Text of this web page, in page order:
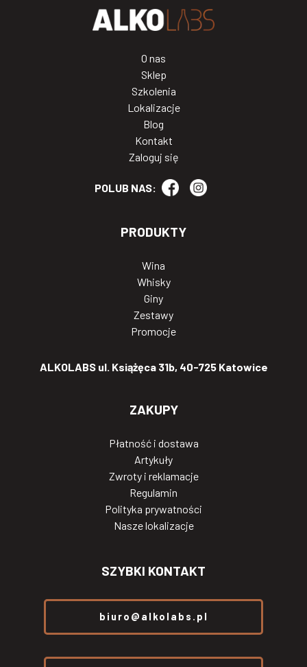
O nas
Sklep
Szkolenia
Lokalizacje
Blog
Kontakt
Zaloguj się
POLUB NAS:
PRODUKTY
Wina
Whisky
Giny
Zestawy
Promocje
ALKOLABS ul. Książęca 31b, 40-725 Katowice
ZAKUPY
Płatność i dostawa
Artykuły
Zwroty i reklamacje
Regulamin
Polityka prywatności
Nasze lokalizacje
SZYBKI KONTAKT
biuro@alkolabs.pl